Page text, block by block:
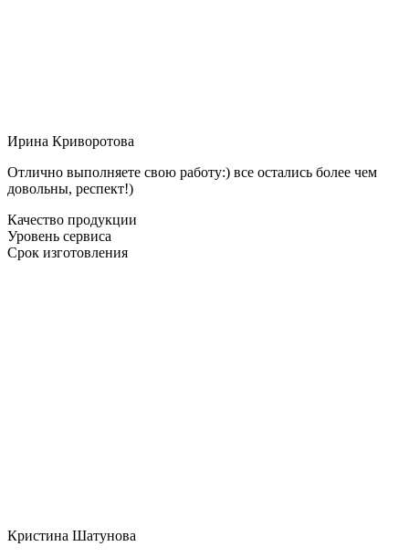
Ирина Криворотова
Отлично выполняете свою работу:) все остались более чем
довольны, респект!)
Качество продукции
Уровень сервиса
Срок изготовления
Кристина Шатунова